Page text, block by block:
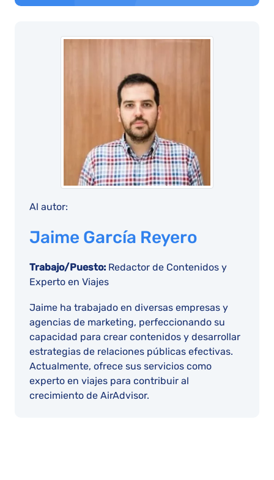
Al autor:
Jaime García Reyero
Trabajo/Puesto: Redactor de Contenidos y
Experto en Viajes
Jaime ha trabajado en diversas empresas y
agencias de marketing, perfeccionando su
capacidad para crear contenidos y desarrollar
estrategias de relaciones públicas efectivas.
Actualmente, ofrece sus servicios como
experto en viajes para contribuir al
crecimiento de AirAdvisor.